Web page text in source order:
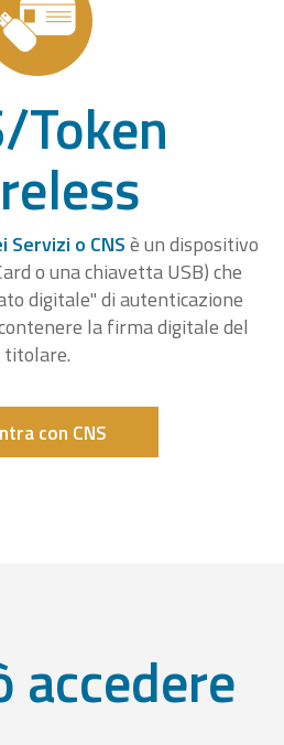
Token
Servizi o CNSè un dispositivo
o una chiavetta USB) che
digitale" di autenticazione
la firma digitale del
titolare.
con CNS
accedere